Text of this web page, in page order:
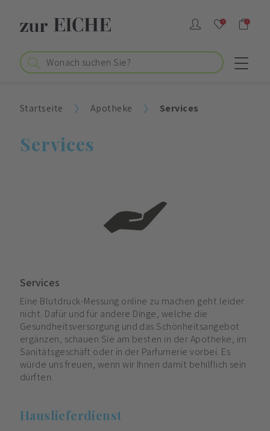
0 0
Startseite Apotheke Services
Services
Services
Eine Blutdruck-Messung online zu machen geht leider
nicht. Dafür und für andere Dinge, welche die
Gesundheitsversorgung und das Schönheitsangebot
ergänzen, schauen Sie am besten in der Apotheke, im
Sanitätsgeschäft oder in der Parfumerie vorbei. Es
würde uns freuen, wenn wir Ihnen damit behilflich sein
dürften.
Hauslieferdienst